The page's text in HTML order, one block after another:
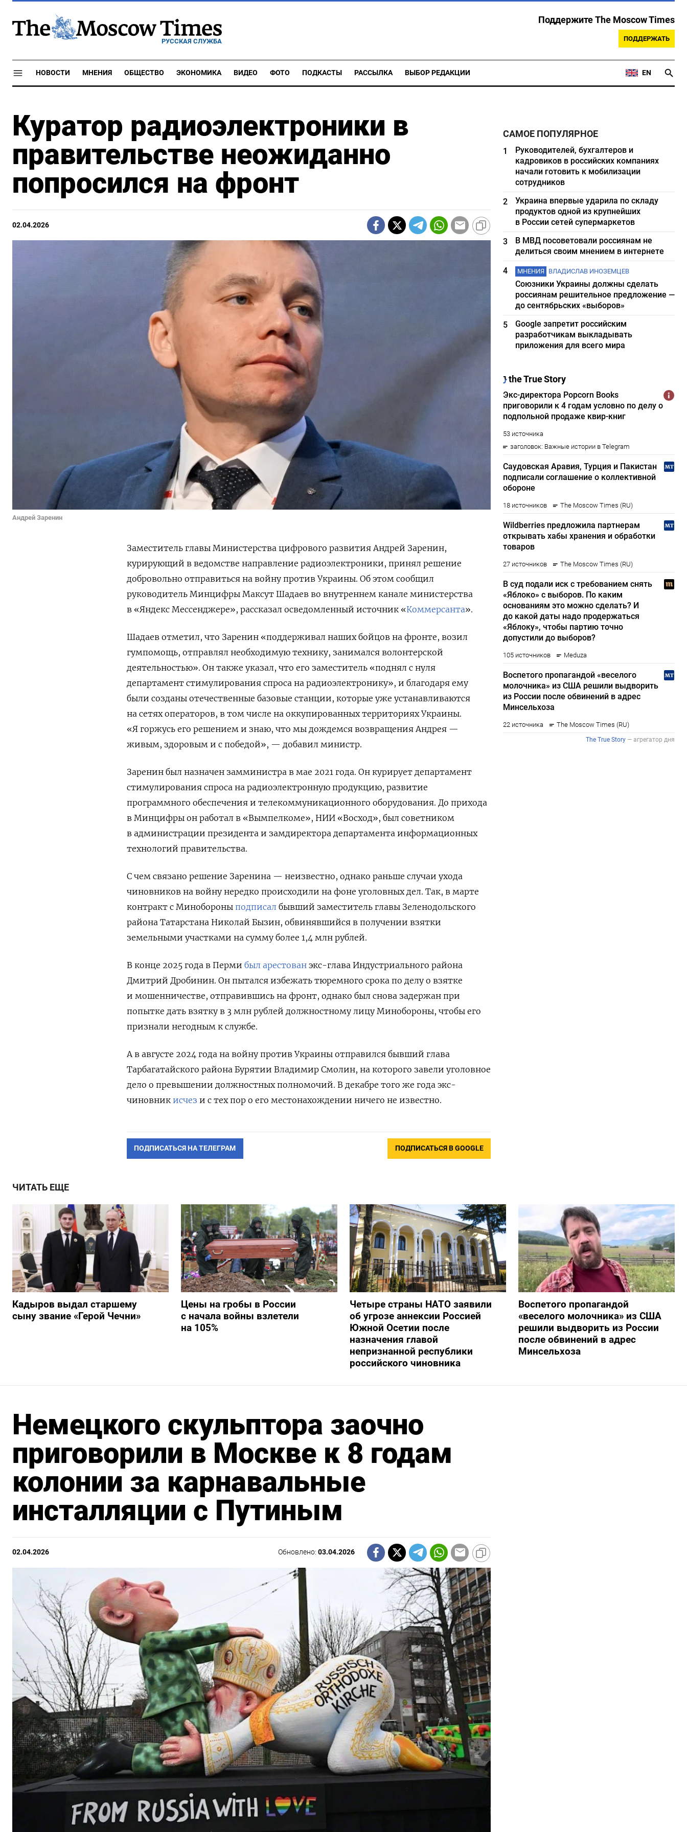
РУССКАЯ СЛУЖБА
Поддержите The Moscow Times
ПОДДЕРЖАТЬ
НОВОСТИ МНЕНИЯ ОБЩЕСТВО ЭКОНОМИКА ВИДЕО ФОТО ПОДКАСТЫ РАССЫЛКА ВЫБОР РЕДАКЦИИ EN
Куратор радиоэлектроники в
правительстве неожиданно
попросился на фронт
02.04.2026
Андрей Заренин
Заместитель главы Министерства цифрового развития Андрей Заренин,
курирующий в ведомстве направление радиоэлектроники, принял решение
добровольно отправиться на войну против Украины. Об этом сообщил
руководитель Минцифры Максут Шадаев во внутреннем канале министерства
в «Яндекс Мессенджере», рассказал осведомленный источник «Коммерсанта».
Шадаев отметил, что Заренин «поддерживал наших бойцов на фронте, возил
гумпомощь, отправлял необходимую технику, занимался волонтерской
деятельностью». Он также указал, что его заместитель «поднял с нуля
департамент стимулирования спроса на радиоэлектронику», и благодаря ему
были созданы отечественные базовые станции, которые уже устанавливаются
на сетях операторов, в том числе на оккупированных территориях Украины.
«Я горжусь его решением и знаю, что мы дождемся возвращения Андрея —
живым, здоровым и с победой», — добавил министр.
Заренин был назначен замминистра в мае 2021 года. Он курирует департамент
стимулирования спроса на радиоэлектронную продукцию, развитие
программного обеспечения и телекоммуникационного оборудования. До прихода
в Минцифры он работал в «Вымпелкоме», НИИ «Восход», был советником
в администрации президента и замдиректора департамента информационных
технологий правительства.
С чем связано решение Заренина — неизвестно, однако раньше случаи ухода
чиновников на войну нередко происходили на фоне уголовных дел. Так, в марте
контракт с Минобороны подписал бывший заместитель главы Зеленодольского
района Татарстана Николай Бызин, обвинявшийся в получении взятки
земельными участками на сумму более 1,4 млн рублей.
В конце 2025 года в Перми был арестован экс-глава Индустриального района
Дмитрий Дробинин. Он пытался избежать тюремного срока по делу о взятке
и мошенничестве, отправившись на фронт, однако был снова задержан при
попытке дать взятку в 3 млн рублей должностному лицу Минобороны, чтобы его
признали негодным к службе.
А в августе 2024 года на войну против Украины отправился бывший глава
Тарбагатайского района Бурятии Владимир Смолин, на которого завели уголовное
дело о превышении должностных полномочий. В декабре того же года экс-
чиновник исчез и с тех пор о его местонахождении ничего не известно.
ПОДПИСАТЬСЯ НА ТЕЛЕГРАМ ПОДПИСАТЬСЯ В GOOGLE
САМОЕ ПОПУЛЯРНОЕ
1
Руководителей, бухгалтеров и
кадровиков в российских компаниях
начали готовить к мобилизации
сотрудников
2
Украина впервые ударила по складу
продуктов одной из крупнейших
в России сетей супермаркетов
3
В МВД посоветовали россиянам не
делиться своим мнением в интернете
4
МНЕНИЯ ВЛАДИСЛАВ ИНОЗЕМЦЕВ
Союзники Украины должны сделать
россиянам решительное предложение —
до сентябрьских «выборов»
5
Google запретит российским
разработчикам выкладывать
приложения для всего мира
ЧИТАТЬ ЕЩЕ
Кадыров выдал старшему
сыну звание «Герой Чечни»
Цены на гробы в России
с начала войны взлетели
на 105%
Четыре страны НАТО заявили
об угрозе аннексии Россией
Южной Осетии после
назначения главой
непризнанной республики
российского чиновника
Воспетого пропагандой
«веселого молочника» из США
решили выдворить из России
после обвинений в адрес
Минсельхоза
Немецкого скульптора заочно
приговорили в Москве к 8 годам
колонии за карнавальные
инсталляции с Путиным
02.04.2026 Обновлено:03.04.2026